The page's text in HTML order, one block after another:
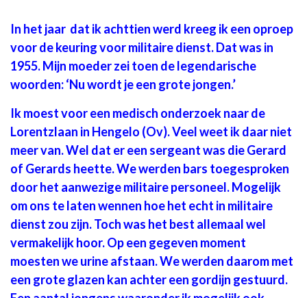
In het jaar dat ik achttien werd kreeg ik een oproep
voor de keuring voor militaire dienst. Dat was in
1955. Mijn moeder zei toen de legendarische
woorden: ‘Nu wordt je een grote jongen.’
Ik moest voor een medisch onderzoek naar de
Lorentzlaan in Hengelo (Ov). Veel weet ik daar niet
meer van. Wel dat er een sergeant was die Gerard
of Gerards heette. We werden bars toegesproken
door het aanwezige militaire personeel. Mogelijk
om ons te laten wennen hoe het echt in militaire
dienst zou zijn. Toch was het best allemaal wel
vermakelijk hoor. Op een gegeven moment
moesten we urine afstaan. We werden daarom met
een grote glazen kan achter een gordijn gestuurd.